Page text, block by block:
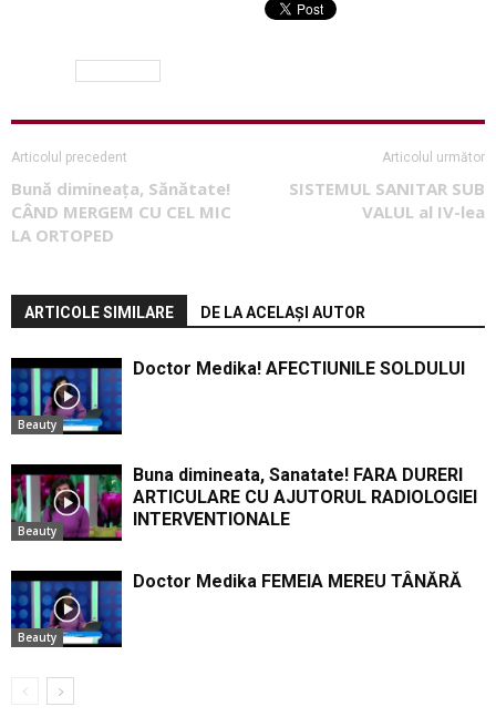
Articolul precedent
Bună dimineața, Sănătate!
CÂND MERGEM CU CEL MIC
LA ORTOPED
Articolul următor
SISTEMUL SANITAR SUB
VALUL al IV-lea
ARTICOLE SIMILARE DE LA ACELAȘI AUTOR
Beauty
Doctor Medika! AFECTIUNILE SOLDULUI
Beauty
Buna dimineata, Sanatate! FARA DURERI
ARTICULARE CU AJUTORUL RADIOLOGIEI
INTERVENTIONALE
Beauty
Doctor Medika FEMEIA MEREU TÂNĂRĂ